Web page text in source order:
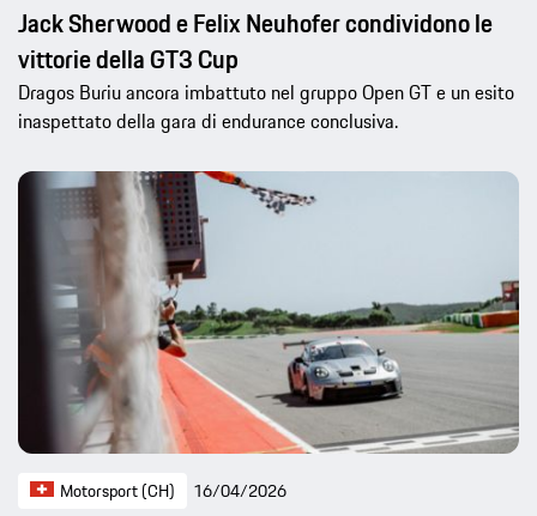
Jack Sherwood e Felix Neuhofer condividono le
vittorie della GT3 Cup
Dragos Buriu ancora imbattuto nel gruppo Open GT e un esito
inaspettato della gara di endurance conclusiva.
Motorsport (CH) 16/04/2026